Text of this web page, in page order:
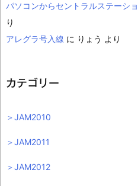
パソコンからセントラルステーシ
り
アレグラ号入線 に りょう より
カテゴリー
＞JAM2010
＞JAM2011
＞JAM2012